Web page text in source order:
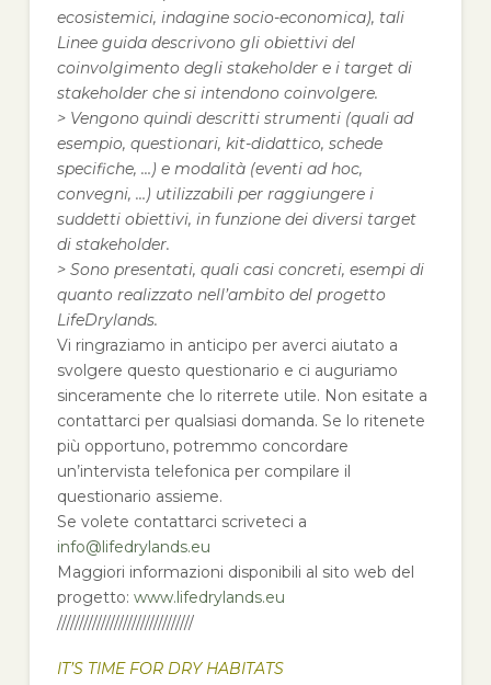
ecosistemici, indagine socio-economica), tali
Linee guida descrivono gli obiettivi del
coinvolgimento degli stakeholder e i target di
stakeholder che si intendono coinvolgere.
> Vengono quindi descritti strumenti (quali ad
esempio, questionari, kit-didattico, schede
specifiche, …) e modalità (eventi ad hoc,
convegni, …) utilizzabili per raggiungere i
suddetti obiettivi, in funzione dei diversi target
di stakeholder.
> Sono presentati, quali casi concreti, esempi di
quanto realizzato nell’ambito del progetto
LifeDrylands.
Vi ringraziamo in anticipo per averci aiutato a
svolgere questo questionario e ci auguriamo
sinceramente che lo riterrete utile. Non esitate a
contattarci per qualsiasi domanda. Se lo ritenete
più opportuno, potremmo concordare
un’intervista telefonica per compilare il
questionario assieme.
Se volete contattarci scriveteci a
info@lifedrylands.eu
Maggiori informazioni disponibili al sito web del
progetto: www.lifedrylands.eu
///////////////////////////////
IT’S TIME FOR DRY HABITATS